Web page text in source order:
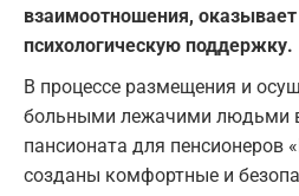
взаимоотношения,
психологическую поддержку.
В процессе размещения и
больными лежачими людьми
пансионата для пенсионеров
созданы комфортные и